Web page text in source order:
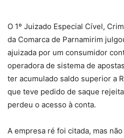
O 1º Juizado Especial Cível,
da Comarca de Parnamirim
ajuizada por um consumidor
operadora de sistema de
ter acumulado saldo superior a
que teve pedido de saque
perdeu o acesso à conta.
A empresa ré foi citada, mas